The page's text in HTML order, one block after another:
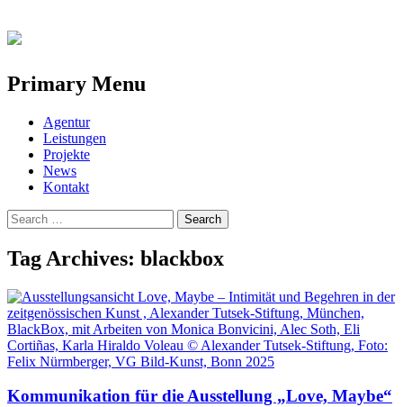
Primary Menu
Skip
content
Agentur
Leistungen
Projekte
News
Kontakt
Search
for:
Tag Archives: blackbox
Kommunikation für die Ausstellung „Love, Maybe“